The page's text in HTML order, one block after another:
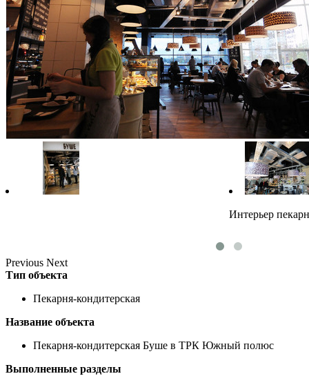
Интерьер
Previous Next
Тип объекта
Пекарня-кондитерская
Название объекта
Пекарня-кондитерская Буше в ТРК Южный полюс
Выполненные разделы